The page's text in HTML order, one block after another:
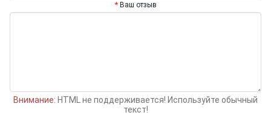
Ваш отзыв
Внимание: HTML не поддерживается! Используйте обычный
текст!